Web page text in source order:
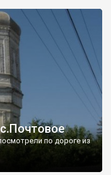
по дороге из